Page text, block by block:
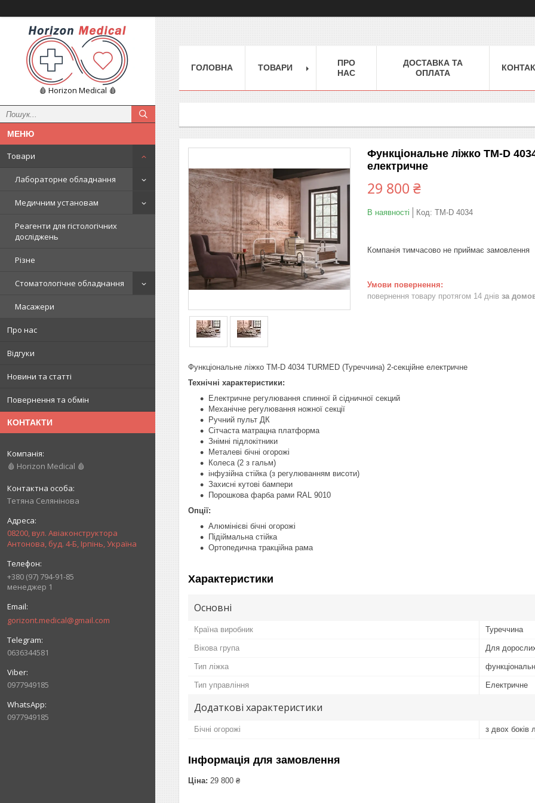
🩸 Horizon Medical 🩸
Товари
Лабораторне обладнання
Медичним установам
Реагенти для гістологічних
досліджень
Різне
Стоматологічне обладнання
Масажери
Про нас
Відгуки
Новини та статті
Повернення та обмін
КОНТАКТИ
🩸 Horizon Medical 🩸
Тетяна Селянінова
08200, вул. Авіаконструктора
Антонова, буд. 4-Б, Ірпінь, Україна
+380 (97) 794-91-85
менеджер 1
gorizont.medical@gmail.com
0636344581
0977949185
0977949185
ГОЛОВНА ТОВАРИ
ПРО
НАС
ДОСТАВКА ТА
ОПЛАТА
Функціональне ліжко TM-D
електричне
29 800 ₴
В наявності Код: TM-D 4034
Компанія тимчасово не приймає замовлення
повернення товару протягом 14 днів за
Функціональне ліжко TM-D 4034 TURMED (Туреччина) 2-секційне електричне
Технічні характеристики:
Електричне регулювання спинної й сідничної секций
Механічне регулювання ножної секції
Ручний пульт ДК
Сітчаста матрацна платформа
Знімні підлокітники
Металеві бічні огорожі
Колеса (2 з гальм)
інфузійна стійка (з регулюванням висоти)
Захисні кутові бампери
Порошкова фарба рами RAL 9010
Опції:
Алюмінієві бічні огорожі
Підіймальна стійка
Ортопедична тракційна рама
Характеристики
Основні
Країна виробник Туреччина
Вікова група Для
Тип ліжка
Тип управління Електричне
Додаткові характеристики
Бічні огорожі з двох боків
Інформація для замовлення
Ціна: 29 800 ₴